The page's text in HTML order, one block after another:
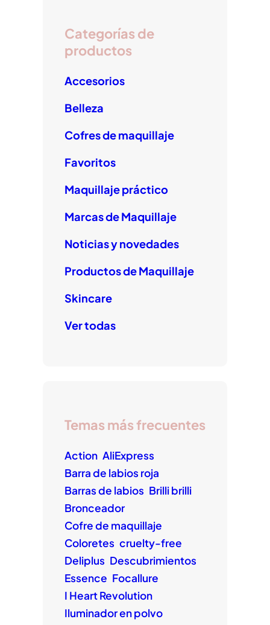
m
o
k
Categorías de
productos
Accesorios
Belleza
Cofres de maquillaje
Favoritos
Maquillaje práctico
Marcas de Maquillaje
Noticias y novedades
Productos de Maquillaje
Skincare
Ver todas
Temas más frecuentes
Action AliExpress
Barra de labios roja
Barras de labios Brilli brilli
Bronceador
Cofre de maquillaje
Coloretes cruelty-free
Deliplus Descubrimientos
Essence Focallure
I Heart Revolution
Iluminador en polvo